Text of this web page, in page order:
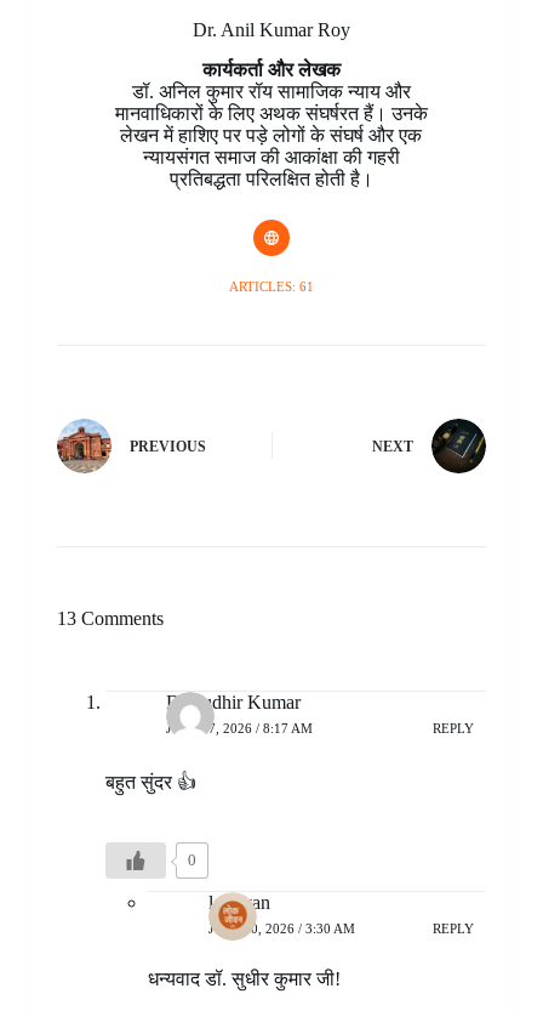
Dr. Anil Kumar Roy
कार्यकर्ता और लेखक
डॉ. अनिल कुमार रॉय सामाजिक न्याय और
मानवाधिकारों के लिए अथक संघर्षरत हैं। उनके
लेखन में हाशिए पर पड़े लोगों के संघर्ष और एक
न्यायसंगत समाज की आकांक्षा की गहरी
प्रतिबद्धता परिलक्षित होती है।
ARTICLES: 61
PREVIOUS NEXT
13 Comments
Dr Sudhir Kumar
JULY 17, 2026 / 8:17 AM REPLY
बहुत सुंदर 👍
0
lokjivan
JULY 20, 2026 / 3:30 AM REPLY
धन्यवाद डॉ. सुधीर कुमार जी!